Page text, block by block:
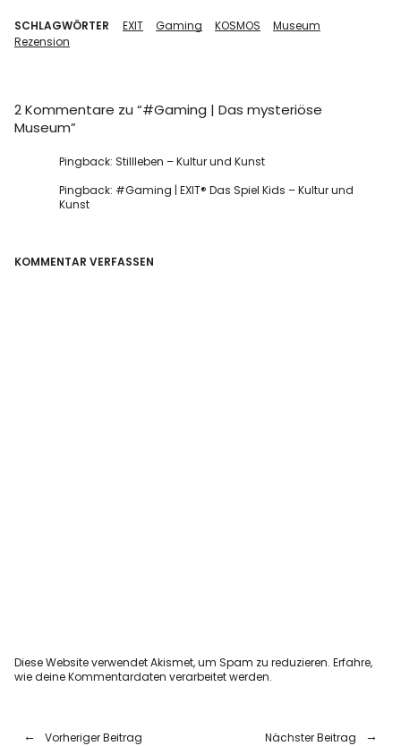
SCHLAGWÖRTER EXIT Gaming KOSMOS
Museum
Rezension
2 Kommentare zu “#Gaming | Das mysteriöse
Museum”
Pingback:Stillleben – Kultur und Kunst
Pingback: #Gaming | EXIT® Das Spiel Kids – Kultur und
Kunst
KOMMENTAR VERFASSEN
Diese Website verwendet Akismet, um Spam zu reduzieren.Erfahre,
wie deine Kommentardaten verarbeitet werden.
Vorheriger Beitrag
Nächster Beitrag